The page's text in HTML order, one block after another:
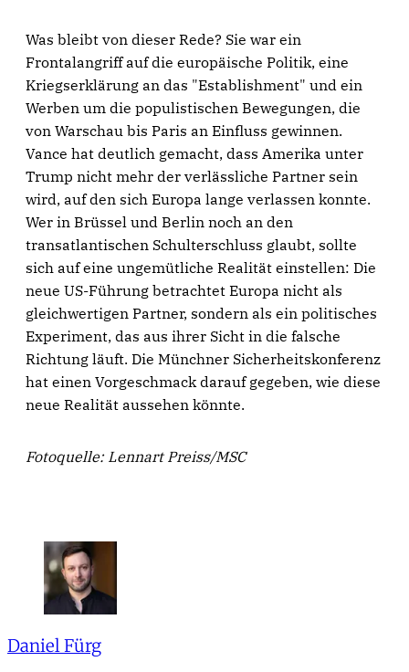
Was bleibt von dieser Rede? Sie war ein
Frontalangriff auf die europäische Politik, eine
Kriegserklärung an das "Establishment" und ein
Werben um die populistischen Bewegungen, die
von Warschau bis Paris an Einfluss gewinnen.
Vance hat deutlich gemacht, dass Amerika unter
Trump nicht mehr der verlässliche Partner sein
wird, auf den sich Europa lange verlassen konnte.
Wer in Brüssel und Berlin noch an den
transatlantischen Schulterschluss glaubt, sollte
sich auf eine ungemütliche Realität einstellen: Die
neue US-Führung betrachtet Europa nicht als
gleichwertigen Partner, sondern als ein politisches
Experiment, das aus ihrer Sicht in die falsche
Richtung läuft. Die Münchner Sicherheitskonferenz
hat einen Vorgeschmack darauf gegeben, wie diese
neue Realität aussehen könnte.
Fotoquelle: Lennart Preiss/MSC
Daniel Fürg